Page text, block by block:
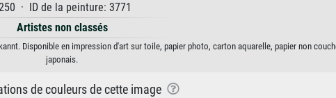
· ID de la peinture: 3771
Artistes non classés
Disponible en impression d'art sur toile, papier photo, carton aquarelle, papier non
japonais.
de couleurs de cette image